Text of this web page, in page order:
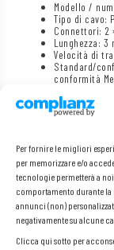
Per fornire le migliori
per memorizzare e/o
tecnologie permetterà a
comportamento durante la
annunci (non)
negativamente su alcune
Clicca qui sotto per
Modello /
Tipo di cavo:
Connettori: 2
Lunghezza: 3
Velocità di
Standard/
conformità